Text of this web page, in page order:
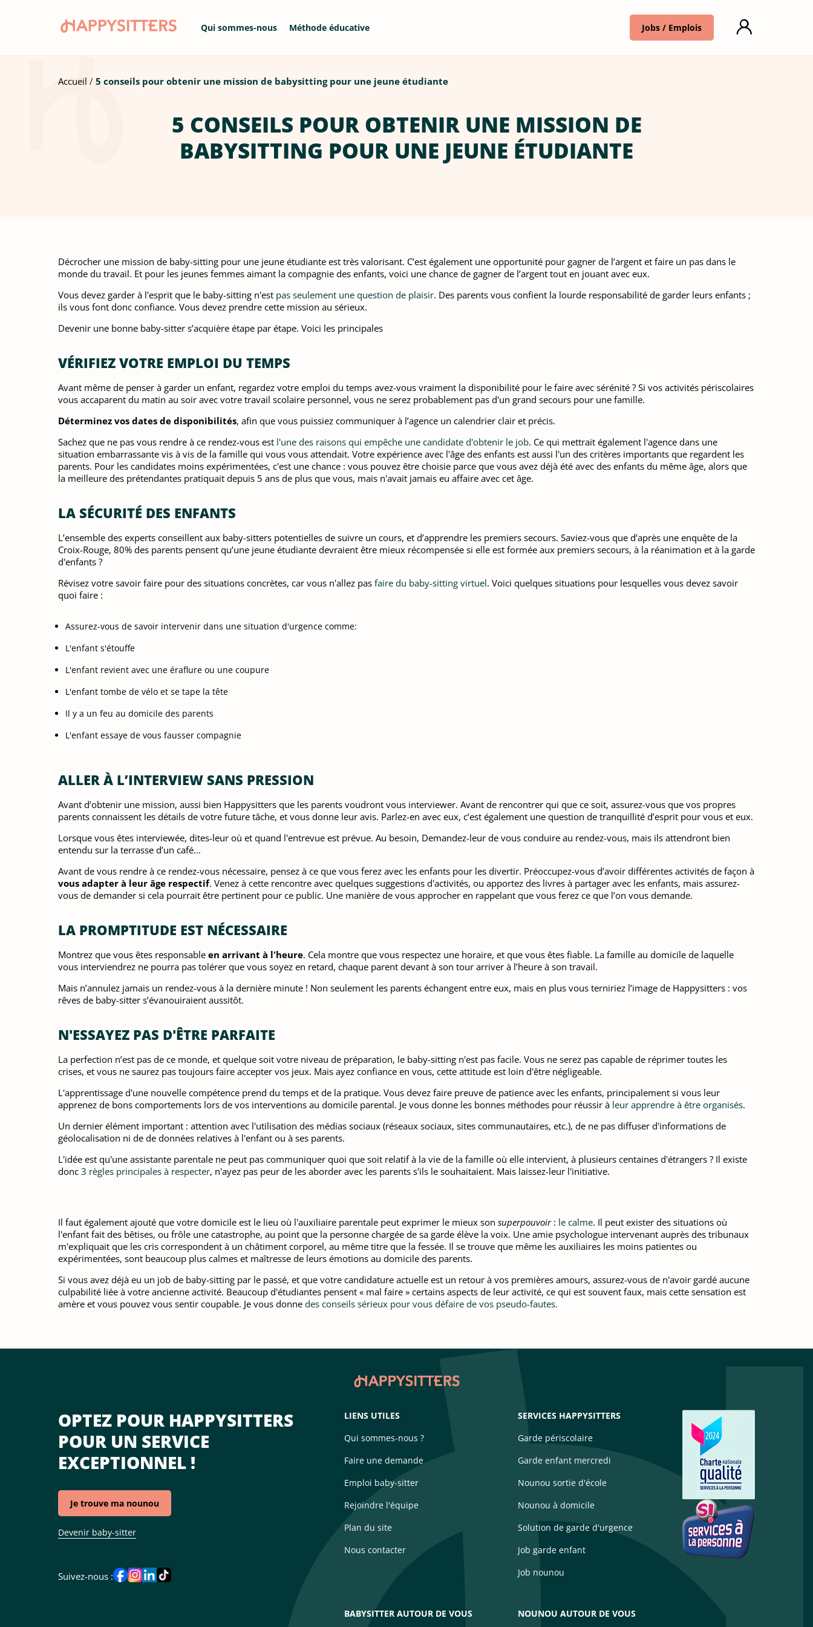
Jobs / Emplois
Qui sommes-nous Méthode éducative
Accueil 5 conseils pour obtenir une mission de babysitting pour une jeune étudiante
5 CONSEILS POUR OBTENIR UNE MISSION DE
BABYSITTING POUR UNE JEUNE ÉTUDIANTE
Décrocher une mission de baby-sitting pour une jeune étudiante est très valorisant. C’est également une opportunité pour gagner de l’argent et faire un pas dans le
monde du travail. Et pour les jeunes femmes aimant la compagnie des enfants, voici une chance de gagner de l’argent tout en jouant avec eux.
Vous devez garder à l'esprit que le baby-sitting n'est pas seulement une question de plaisir. Des parents vous confient la lourde responsabilité de garder leurs enfants ;
ils vous font donc confiance. Vous devez prendre cette mission au sérieux.
Devenir une bonne baby-sitter s’acquière étape par étape. Voici les principales
VÉRIFIEZ VOTRE EMPLOI DU TEMPS
Avant même de penser à garder un enfant, regardez votre emploi du temps avez-vous vraiment la disponibilité pour le faire avec sérénité ? Si vos activités périscolaires
vous accaparent du matin au soir avec votre travail scolaire personnel, vous ne serez probablement pas d'un grand secours pour une famille.
Déterminez vos dates de disponibilités, afin que vous puissiez communiquer à l’agence un calendrier clair et précis.
Sachez que ne pas vous rendre à ce rendez-vous est l'une des raisons qui empêche une candidate d'obtenir le job. Ce qui mettrait également l'agence dans une
situation embarrassante vis à vis de la famille qui vous vous attendait. Votre expérience avec l'âge des enfants est aussi l'un des critères importants que regardent les
parents. Pour les candidates moins expérimentées, c'est une chance : vous pouvez être choisie parce que vous avez déjà été avec des enfants du même âge, alors que
la meilleure des prétendantes pratiquait depuis 5 ans de plus que vous, mais n'avait jamais eu affaire avec cet âge.
LA SÉCURITÉ DES ENFANTS
L’ensemble des experts conseillent aux baby-sitters potentielles de suivre un cours, et d’apprendre les premiers secours. Saviez-vous que d’après une enquête de la
Croix-Rouge, 80% des parents pensent qu’une jeune étudiante devraient être mieux récompensée si elle est formée aux premiers secours, à la réanimation et à la garde
d'enfants ?
Révisez votre savoir faire pour des situations concrètes, car vous n'allez pas faire du baby-sitting virtuel. Voici quelques situations pour lesquelles vous devez savoir
quoi faire :
Assurez-vous de savoir intervenir dans une situation d'urgence comme:
L'enfant s'étouffe
L'enfant revient avec une éraflure ou une coupure
L'enfant tombe de vélo et se tape la tête
Il y a un feu au domicile des parents
L'enfant essaye de vous fausser compagnie
ALLER À L’INTERVIEW SANS PRESSION
Avant d’obtenir une mission, aussi bien Happysitters que les parents voudront vous interviewer. Avant de rencontrer qui que ce soit, assurez-vous que vos propres
parents connaissent les détails de votre future tâche, et vous donne leur avis. Parlez-en avec eux, c’est également une question de tranquillité d’esprit pour vous et eux.
Lorsque vous êtes interviewée, dites-leur où et quand l'entrevue est prévue. Au besoin, Demandez-leur de vous conduire au rendez-vous, mais ils attendront bien
entendu sur la terrasse d’un café...
Avant de vous rendre à ce rendez-vous nécessaire, pensez à ce que vous ferez avec les enfants pour les divertir. Préoccupez-vous d’avoir différentes activités de façon à
vous adapter à leur âge respectif. Venez à cette rencontre avec quelques suggestions d'activités, ou apportez des livres à partager avec les enfants, mais assurez-
vous de demander si cela pourrait être pertinent pour ce public. Une manière de vous approcher en rappelant que vous ferez ce que l’on vous demande.
LA PROMPTITUDE EST NÉCESSAIRE
Montrez que vous êtes responsable en arrivant à l'heure. Cela montre que vous respectez une horaire, et que vous êtes fiable. La famille au domicile de laquelle
vous interviendrez ne pourra pas tolérer que vous soyez en retard, chaque parent devant à son tour arriver à l’heure à son travail.
Mais n’annulez jamais un rendez-vous à la dernière minute ! Non seulement les parents échangent entre eux, mais en plus vous terniriez l’image de Happysitters : vos
rêves de baby-sitter s’évanouiraient aussitôt.
N'ESSAYEZ PAS D'ÊTRE PARFAITE
La perfection n’est pas de ce monde, et quelque soit votre niveau de préparation, le baby-sitting n'est pas facile. Vous ne serez pas capable de réprimer toutes les
crises, et vous ne saurez pas toujours faire accepter vos jeux. Mais ayez confiance en vous, cette attitude est loin d'être négligeable.
L'apprentissage d'une nouvelle compétence prend du temps et de la pratique. Vous devez faire preuve de patience avec les enfants, principalement si vous leur
apprenez de bons comportements lors de vos interventions au domicile parental. Je vous donne les bonnes méthodes pour réussir à leur apprendre à être organisés.
Un dernier élément important : attention avec l'utilisation des médias sociaux (réseaux sociaux, sites communautaires, etc.), de ne pas diffuser d'informations de
géolocalisation ni de de données relatives à l'enfant ou à ses parents.
L'idée est qu'une assistante parentale ne peut pas communiquer quoi que soit relatif à la vie de la famille où elle intervient, à plusieurs centaines d'étrangers ? Il existe
donc 3 règles principales à respecter, n'ayez pas peur de les aborder avec les parents s'ils le souhaitaient. Mais laissez-leur l'initiative.
Il faut également ajouté que votre domicile est le lieu où l'auxiliaire parentale peut exprimer le mieux son superpouvoir: le calme. Il peut exister des situations où
l'enfant fait des bêtises, ou frôle une catastrophe, au point que la personne chargée de sa garde élève la voix. Une amie psychologue intervenant auprès des tribunaux
m'expliquait que les cris correspondent à un châtiment corporel, au même titre que la fessée. Il se trouve que même les auxiliaires les moins patientes ou
expérimentées, sont beaucoup plus calmes et maîtresse de leurs émotions au domicile des parents.
Si vous avez déjà eu un job de baby-sitting par le passé, et que votre candidature actuelle est un retour à vos premières amours, assurez-vous de n'avoir gardé aucune
culpabilité liée à votre ancienne activité. Beaucoup d'étudiantes pensent « mal faire » certains aspects de leur activité, ce qui est souvent faux, mais cette sensation est
amère et vous pouvez vous sentir coupable. Je vous donne des conseils sérieux pour vous défaire de vos pseudo-fautes.
OPTEZ POUR HAPPYSITTERS
POUR UN SERVICE
EXCEPTIONNEL !
Je trouve ma nounou
Devenir baby-sitter
Suivez-nous :
LIENS UTILES
Qui sommes-nous ?
Faire une demande
Emploi baby-sitter
Rejoindre l'équipe
Plan du site
Nous contacter
SERVICES HAPPYSITTERS
Garde périscolaire
Garde enfant mercredi
Nounou sortie d'école
Nounou à domicile
Solution de garde d'urgence
Job garde enfant
Job nounou
BABYSITTER AUTOUR DE VOUS NOUNOU AUTOUR DE VOUS